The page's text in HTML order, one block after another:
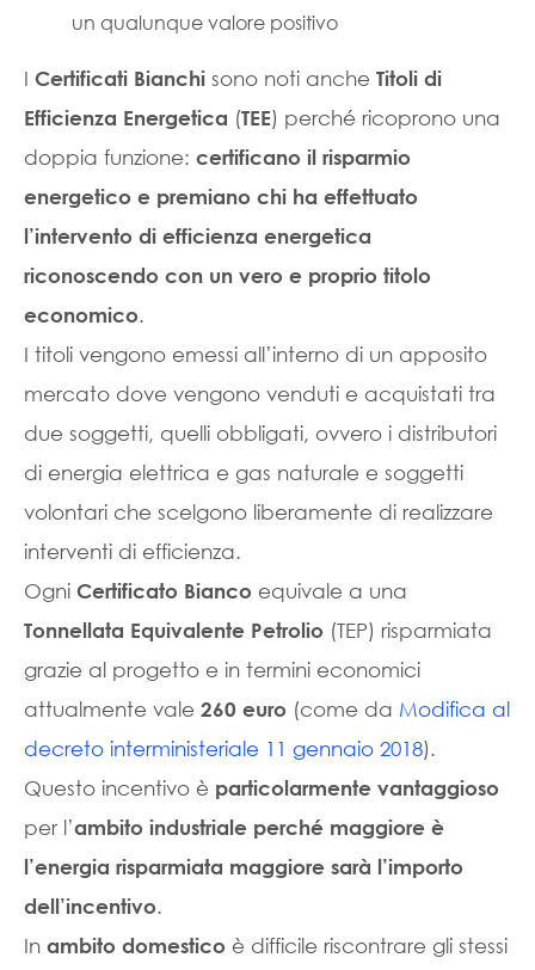
un qualunque valore positivo
I Certificati Bianchi sono noti anche Titoli di
Efficienza Energetica (TEE) perché ricoprono una
doppia funzione: certificano il risparmio
energetico e premiano chi ha effettuato
l’intervento di efficienza energetica
riconoscendo con un vero e proprio titolo
economico.
I titoli vengono emessi all’interno di un apposito
mercato dove vengono venduti e acquistati tra
due soggetti, quelli obbligati, ovvero i distributori
di energia elettrica e gas naturale e soggetti
volontari che scelgono liberamente di realizzare
interventi di efficienza.
Ogni Certificato Bianco equivale a una
Tonnellata Equivalente Petrolio (TEP) risparmiata
grazie al progetto e in termini economici
attualmente vale 260 euro (come da Modifica al
decreto interministeriale 11 gennaio 2018).
Questo incentivo è particolarmente vantaggioso
per l’ambito industriale perché maggiore è
l’energia risparmiata maggiore sarà l’importo
dell’incentivo.
In ambito domestico è difficile riscontrare gli stessi